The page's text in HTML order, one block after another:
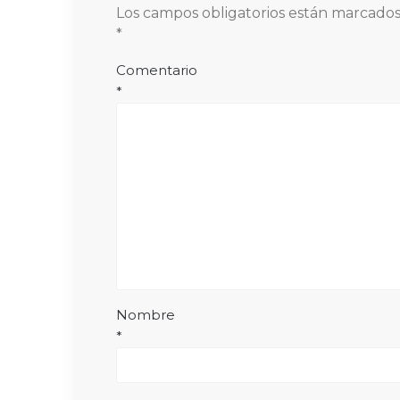
Los campos obligatorios están
*
Comentario
*
Nombre
*